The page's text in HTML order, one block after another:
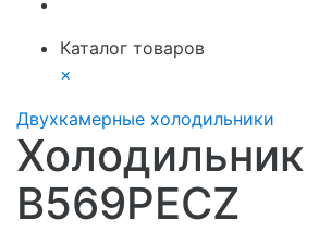
Каталог товаров
×
Двухкамерные холодильники
Холодильник
B569PECZ